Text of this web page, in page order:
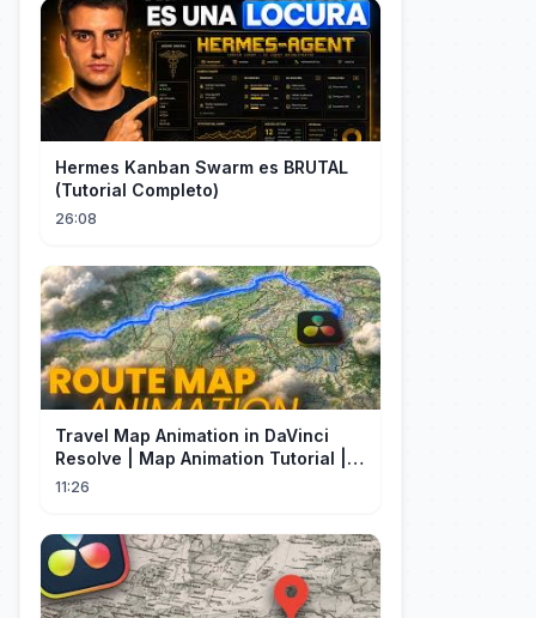
Hermes Kanban Swarm es BRUTAL
(Tutorial Completo)
26:08
Travel Map Animation in DaVinci
Resolve | Map Animation Tutorial |
Edit Craft
11:26